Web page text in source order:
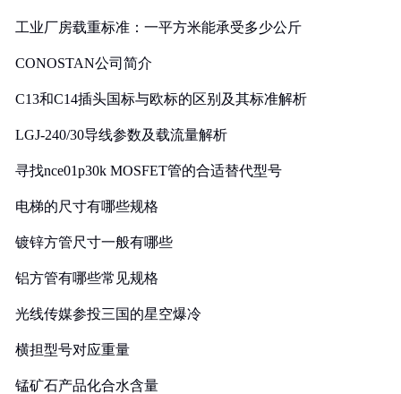
工业厂房载重标准：一平方米能承受多少公斤
CONOSTAN公司简介
C13和C14插头国标与欧标的区别及其标准解析
LGJ-240/30导线参数及载流量解析
寻找nce01p30k MOSFET管的合适替代型号
电梯的尺寸有哪些规格
镀锌方管尺寸一般有哪些
铝方管有哪些常见规格
光线传媒参投三国的星空爆冷
横担型号对应重量
锰矿石产品化合水含量